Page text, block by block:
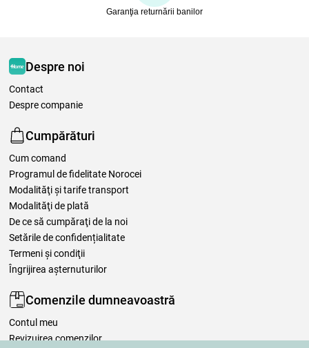
Garanţia returnării banilor
Despre noi
Contact
Despre companie
Cumpărături
Cum comand
Programul de fidelitate Norocei
Modalităţi şi tarife transport
Modalităţi de plată
De ce să cumpăraţi de la noi
Setările de confidențialitate
Termeni şi condiţii
Îngrijirea așternuturilor
Comenzile dumneavoastră
Contul meu
Revizuirea comenzilor